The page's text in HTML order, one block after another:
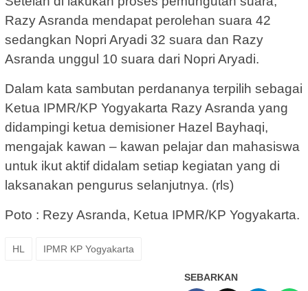
Razy Asranda mendapat perolehan suara 42
sedangkan Nopri Aryadi 32 suara dan Razy
Asranda unggul 10 suara dari Nopri Aryadi.
Dalam kata sambutan perdananya terpilih sebagai
Ketua IPMR/KP Yogyakarta Razy Asranda yang
didampingi ketua demisioner Hazel Bayhaqi,
mengajak kawan – kawan pelajar dan mahasiswa
untuk ikut aktif didalam setiap kegiatan yang di
laksanakan pengurus selanjutnya. (rls)
Poto : Rezy Asranda, Ketua IPMR/KP Yogyakarta.
HL IPMR KP Yogyakarta
SEBARKAN